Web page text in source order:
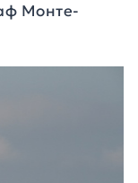
Монте-